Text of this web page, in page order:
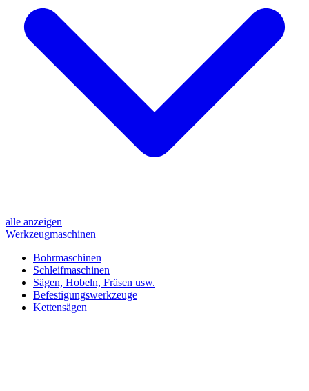
alle anzeigen
Werkzeugmaschinen
Bohrmaschinen
Schleifmaschinen
Sägen, Hobeln, Fräsen usw.
Befestigungswerkzeuge
Kettensägen